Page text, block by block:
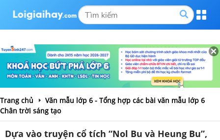
Trang chủ
Văn mẫu lớp 6 - Tổng hợp các bài văn mẫu lớp 6
Chân trời sáng tạo
Dựa vào truyện cổ tích “Nol Bu và Heung Bu”,